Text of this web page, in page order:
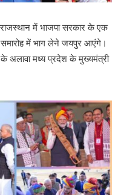
में भाजपा सरकार के एक
में भाग लेने जयपुर आएंगे।
अलावा मध्य प्रदेश के मुख्यमंत्री